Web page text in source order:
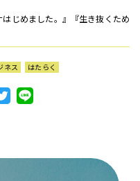
じめました。』『生き抜くため
ネス はたらく